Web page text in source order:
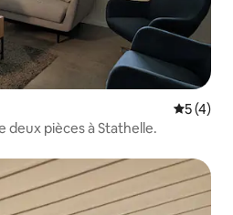
Note
5 (4)
pièces à Stathelle.